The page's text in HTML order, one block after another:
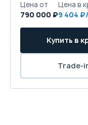
790 000 ₽9 404